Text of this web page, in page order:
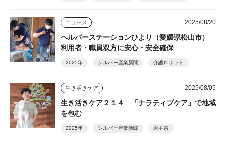
ニュース 2025/08/20
ヘルパーステーションひより（愛媛県松山市）
利用者・職員双方に安心・安全確保
2025年 シルバー産業新聞 介護ロボット
生き活きケア 2025/08/05
生き活きケア２１４ 「ナラティブケア」で地域
を包む
2025年 シルバー産業新聞 岩手県